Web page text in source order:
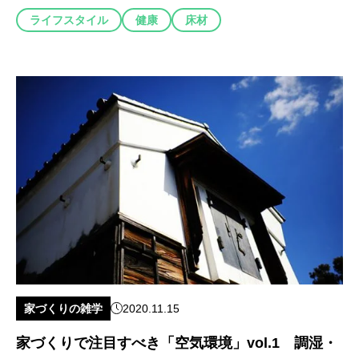
ライフスタイル 健康 床材
家づくりの雑学 2020.11.15
家づくりで注目すべき「空気環境」vol.1 調湿・